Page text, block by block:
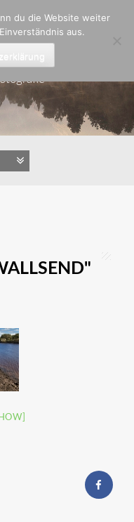
du die Website weiter
aus.